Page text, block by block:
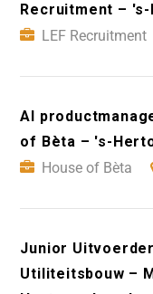
Recruitment –
LEF Recruitment
AI
of Bèta – 's-
House of Bèta
Junior
Utiliteitsbouw –